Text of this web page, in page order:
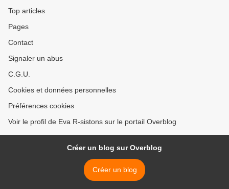
Top articles
Pages
Contact
Signaler un abus
C.G.U.
Cookies et données personnelles
Préférences cookies
Voir le profil de Eva R-sistons sur le portail Overblog
Créer un blog sur Overblog
Créer un blog